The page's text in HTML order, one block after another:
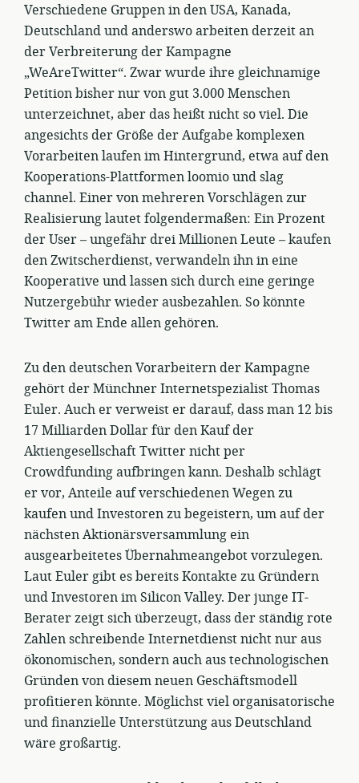
Verschiedene Gruppen in den USA, Kanada,
Deutschland und anderswo arbeiten derzeit an
der Verbreiterung der Kampagne
„WeAreTwitter“. Zwar wurde ihre gleichnamige
Petition bisher nur von gut 3.000 Menschen
unterzeichnet, aber das heißt nicht so viel. Die
angesichts der Größe der Aufgabe komplexen
Vorarbeiten laufen im Hintergrund, etwa auf den
Kooperations-Plattformen loomio und slag
channel. Einer von mehreren Vorschlägen zur
Realisierung lautet folgendermaßen: Ein Prozent
der User – ungefähr drei Millionen Leute – kaufen
den Zwitscherdienst, verwandeln ihn in eine
Kooperative und lassen sich durch eine geringe
Nutzergebühr wieder ausbezahlen. So könnte
Twitter am Ende allen gehören.
Zu den deutschen Vorarbeitern der Kampagne
gehört der Münchner Internetspezialist Thomas
Euler. Auch er verweist er darauf, dass man 12 bis
17 Milliarden Dollar für den Kauf der
Aktiengesellschaft Twitter nicht per
Crowdfunding aufbringen kann. Deshalb schlägt
er vor, Anteile auf verschiedenen Wegen zu
kaufen und Investoren zu begeistern, um auf der
nächsten Aktionärsversammlung ein
ausgearbeitetes Übernahmeangebot vorzulegen.
Laut Euler gibt es bereits Kontakte zu Gründern
und Investoren im Silicon Valley. Der junge IT-
Berater zeigt sich überzeugt, dass der ständig rote
Zahlen schreibende Internetdienst nicht nur aus
ökonomischen, sondern auch aus technologischen
Gründen von diesem neuen Geschäftsmodell
profitieren könnte. Möglichst viel organisatorische
und finanzielle Unterstützung aus Deutschland
wäre großartig.